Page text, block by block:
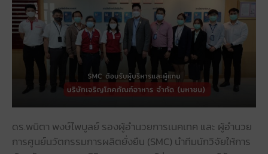
ดร.พนิตา พงษ์ไพบูลย์ รองผู้อำนวยการเนคเทค และ ผู้อำนวย
การศูนย์นวัตกรรมการผลิตยั่งยืน (SMC) นำทีมนักวิจัยให้การ